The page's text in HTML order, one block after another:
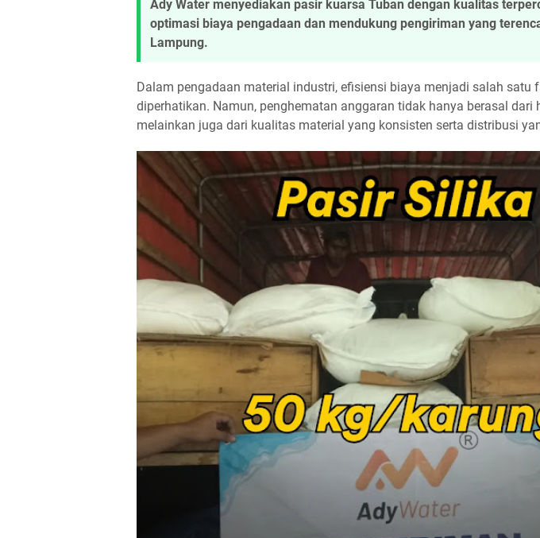
Ady Water menyediakan pasir kuarsa Tuban dengan kualitas
optimasi biaya pengadaan dan mendukung pengiriman yang
Lampung.
Dalam pengadaan material industri, efisiensi biaya menjadi salah satu
diperhatikan. Namun, penghematan anggaran tidak hanya berasal dari
melainkan juga dari kualitas material yang konsisten serta distribusi